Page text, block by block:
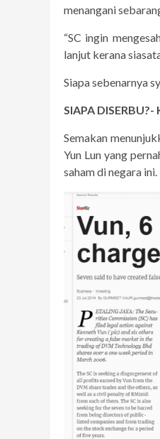
menangani
“SC ingin
lanjut kerana
Siapa sebenarnya
SIAPA
Semakan
Yun Lun yang
saham di negara